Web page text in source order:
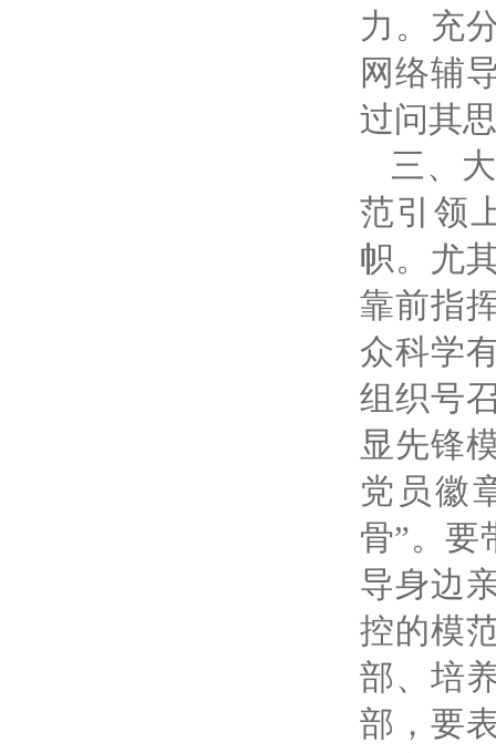
力。充
网络辅
过问其
三、
范引领
帜。尤
靠前指
众科学
组织号
显先锋
党员徽
骨”。要
导身边
控的模
部、培
部，要